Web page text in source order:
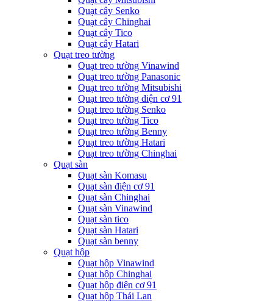
Quạt cây Senko
Quạt cây Chinghai
Quạt cây Tico
Quạt cây Hatari
Quạt treo tường
Quạt treo tường Vinawind
Quạt treo tường Panasonic
Quạt treo tường Mitsubishi
Quạt treo tường điện cơ 91
Quạt treo tường Senko
Quạt treo tường Tico
Quạt treo tường Benny
Quạt treo tường Hatari
Quạt treo tường Chinghai
Quạt sàn
Quạt sàn Komasu
Quạt sàn điện cơ 91
Quạt sàn Chinghai
Quạt sàn Vinawind
Quạt sàn tico
Quạt sàn Hatari
Quạt sàn benny
Quạt hộp
Quạt hộp Vinawind
Quạt hộp Chinghai
Quạt hộp điện cơ 91
Quạt hộp Thái Lan